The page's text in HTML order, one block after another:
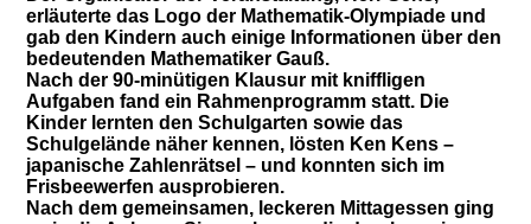
erläuterte das Logo der Mathematik-Olympiade und
gab den Kindern auch einige Informationen über den
bedeutenden Mathematiker Gauß.
Nach der 90-minütigen Klausur mit kniffligen
Aufgaben fand ein Rahmenprogramm statt. Die
Kinder lernten den Schulgarten sowie das
Schulgelände näher kennen, lösten Ken Kens –
japanische Zahlenrätsel – und konnten sich im
Frisbeewerfen ausprobieren.
Nach dem gemeinsamen, leckeren Mittagessen ging